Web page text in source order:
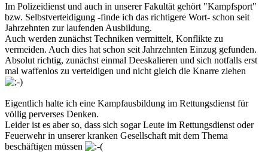
Im Polizeidienst und auch in unserer Fakultät gehört "Kampfsport"
bzw. Selbstverteidigung -finde ich das richtigere Wort- schon seit
Jahrzehnten zur laufenden Ausbildung.
Auch werden zunächst Techniken vermittelt, Konflikte zu
vermeiden. Auch dies hat schon seit Jahrzehnten Einzug gefunden.
Absolut richtig, zunächst einmal Deeskalieren und sich notfalls erst
mal waffenlos zu verteidigen und nicht gleich die Knarre ziehen
Eigentlich halte ich eine Kampfausbildung im Rettungsdienst für
völlig perverses Denken.
Leider ist es aber so, dass sich sogar Leute im Rettungsdienst oder
Feuerwehr in unserer kranken Gesellschaft mit dem Thema
beschäftigen müssen